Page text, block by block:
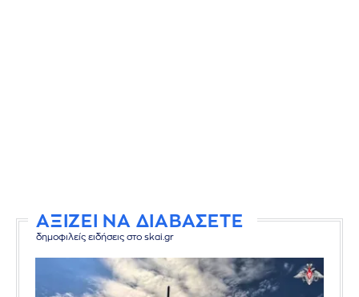
ΑΞΙΖΕΙ ΝΑ ΔΙΑΒΑΣΕΤΕ
δημοφιλείς ειδήσεις στο skai.gr